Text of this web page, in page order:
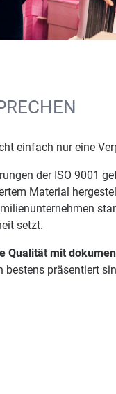
einfach nur eine
der ISO 9001
Material
setzt.
Qualität mit
bestens präsentiert